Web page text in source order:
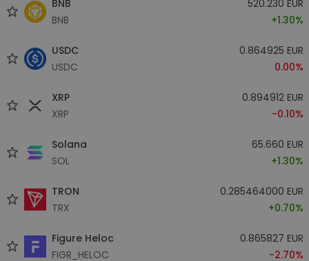
BNB
BNB
520.230 EUR
+1.30%
USDC
USDC
0.864925 EUR
0.00%
XRP
XRP
0.894912 EUR
-0.10%
Solana
SOL
65.660 EUR
+1.30%
TRON
TRX
0.285464000 EUR
+0.70%
Figure Heloc
FIGR_HELOC
0.865827 EUR
-2.70%